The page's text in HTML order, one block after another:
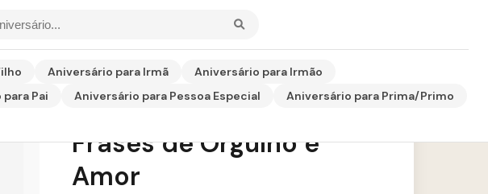
Aniversário para Irmã
Aniversário para Irmão
Pai Aniversário para Pessoa Especial
Aniversário para Prima/Primo
Parabéns para Filho —
Frases de Orgulho e
Amor